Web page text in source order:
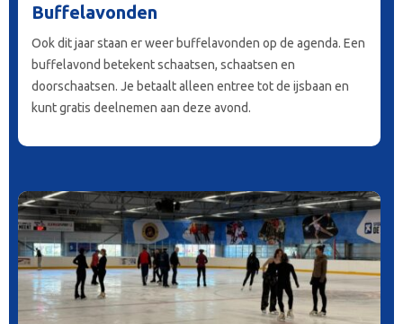
Buffelavonden
Ook dit jaar staan er weer buffelavonden op de agenda. Een
buffelavond betekent schaatsen, schaatsen en
doorschaatsen. Je betaalt alleen entree tot de ijsbaan en
kunt gratis deelnemen aan deze avond.